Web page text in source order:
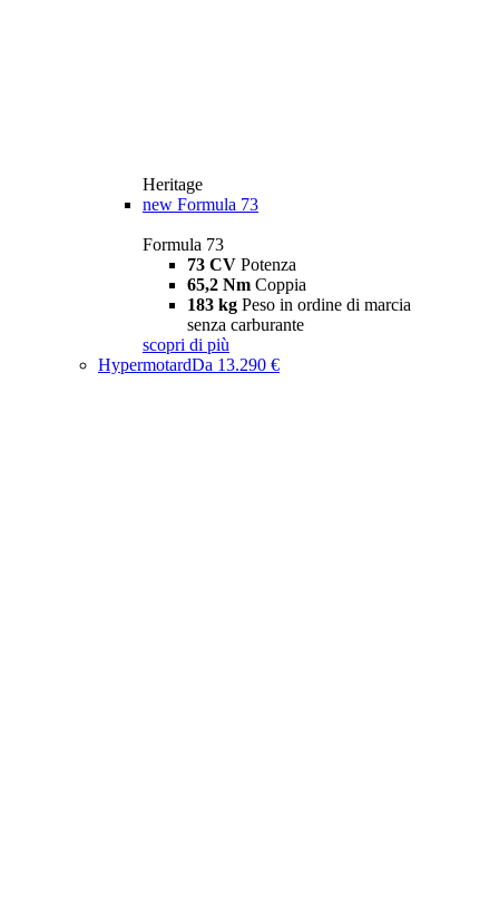
Heritage
new Formula 73
Formula 73
73 CV Potenza
65,2 Nm Coppia
183 kg Peso in ordine di marcia
senza carburante
scopri di più
HypermotardDa 13.290 €